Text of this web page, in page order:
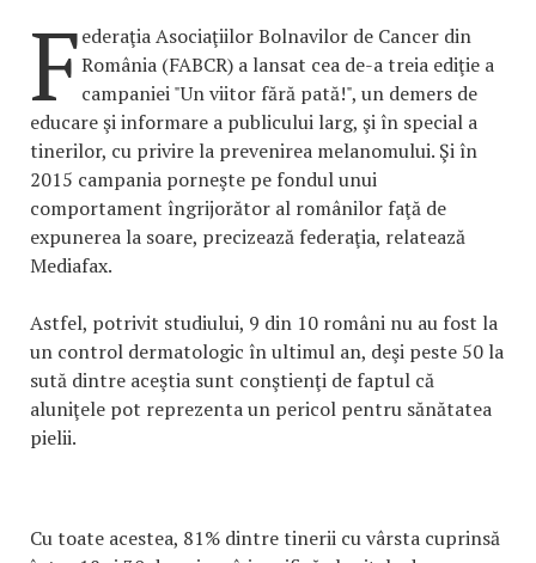
Federaţia Asociaţiilor Bolnavilor de Cancer din
România (FABCR) a lansat cea de-a treia ediţie a
campaniei "Un viitor fără pată!", un demers de
educare şi informare a publicului larg, şi în special a
tinerilor, cu privire la prevenirea melanomului. Şi în
2015 campania porneşte pe fondul unui
comportament îngrijorător al românilor faţă de
expunerea la soare, precizează federaţia, relatează
Mediafax.
Astfel, potrivit studiului, 9 din 10 români nu au fost la
un control dermatologic în ultimul an, deşi peste 50 la
sută dintre aceştia sunt conştienţi de faptul că
aluniţele pot reprezenta un pericol pentru sănătatea
pielii.
Cu toate acestea, 81% dintre tinerii cu vârsta cuprinsă